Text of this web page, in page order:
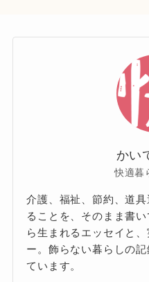
かい
快適暮
介護、福祉、節約、道
ることを、そのまま書
ら生まれるエッセイと
ー。飾らない暮らしの
ています。